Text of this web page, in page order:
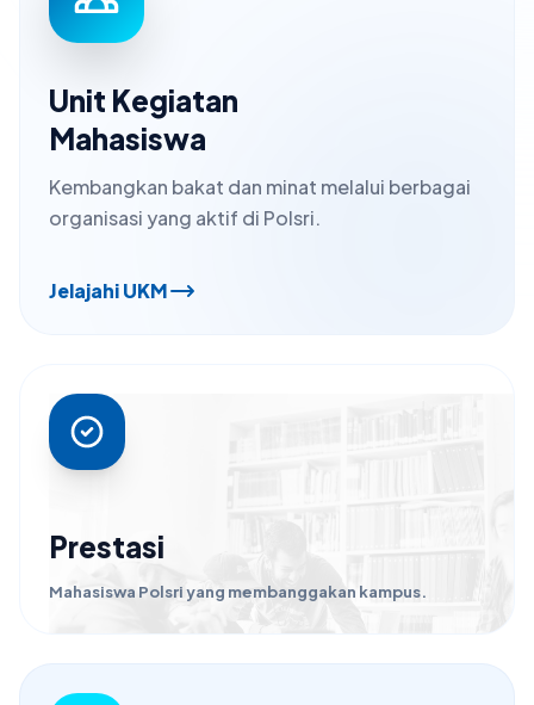
Unit Kegiatan
Mahasiswa
Kembangkan bakat dan minat melalui berbagai
organisasi yang aktif di Polsri.
Jelajahi UKM
Prestasi
Mahasiswa Polsri yang membanggakan kampus.